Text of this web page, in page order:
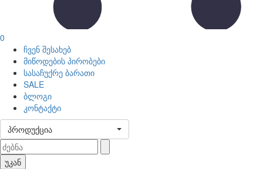
0
ჩვენ შესახებ
მიწოდების პირობები
სასაჩუქრე ბარათი
SALE
ბლოგი
კონტაქტი
პროდუქცია
უკან